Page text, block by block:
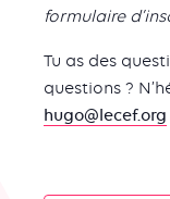
formulaire
Tu as des
questions ?
hugo@lecef.org